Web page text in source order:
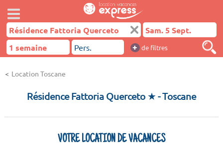
+ de filtres
Location Toscane
Résidence Fattoria Querceto ★- Toscane
VOTRE LOCATION DE VACANCES